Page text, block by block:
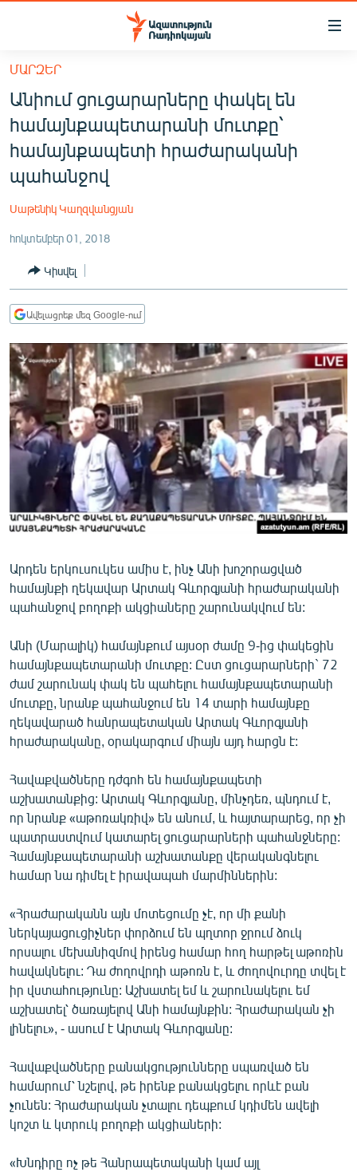
Մատչելիության
հիմնական
բովանդակությանը
Անցնել
հիմնական
մենյուին
Որոնում
ՀԱՅԱՍՏԱՆ
ՔԱՂԱՔԱԿԱՆ
ԸՆՏՐՈՒԹՅՈՒՆՆԵՐ 2026
ՊԱՏԵՐԱԶՄԻ 6 ՇԱԲԱԹՆԵՐԸ
ՏԱՐԱԾԱՇՐՋԱՆ
ՄԻՋԱԶԳԱՅԻՆ
ՄՇԱԿՈՒՅԹ
ՍՊՈՐՏ
ՄԵԿՆԱԲԱՆՈՒԹՅՈՒՆ
ՏՏ ԵՒ ԻՆՏԵՐՆԵՏ
ԿՈՐՈՆԱՎԻՐՈՒՍ
ՏԵՍԱՆՅՈՒԹԵՐ
ԲԱՆԱՎԵՃ
ՓՈԴՔԱՍԹ
Հայերեն
English
ՀԵՏԵՎԵՔ ՄԵԶ
«Ազատության» բոլոր կայքերը
ՄԱՐԶԵՐ
Անիում ցուցարարները փակել են
համայնքապետարանի մուտքը՝
համայնքապետի հրաժարականի
պահանջով
Սաթենիկ Կաղզվանցյան
հոկտեմբեր 01, 2018
Կիսվել
Ավելացրեք մեզ Google-ում
Արդեն երկուսուկես ամիս է, ինչ Անի խոշորացված
համայնքի ղեկավար Արտակ Գևորգյանի հրաժարականի
պահանջով բողոքի ակցիաները շարունակվում են:
Անի (Մարալիկ) համայնքում այսօր ժամը 9-ից փակեցին
համայնքապետարանի մուտքը: Ըստ ցուցարարների` 72
ժամ շարունակ փակ են պահելու համայնքապետարանի
մուտքը, նրանք պահանջում են 14 տարի համայնքը
ղեկավարած հանրապետական Արտակ Գևորգյանի
հրաժարականը, օրակարգում միայն այդ հարցն է:
Հավաքվածները դժգոհ են համայնքապետի
աշխատանքից: Արտակ Գևորգյանը, մինչդեռ, պնդում է,
որ նրանք «աթոռակռիվ» են անում, և հայտարարեց, որ չի
պատրաստվում կատարել ցուցարարների պահանջները:
Համայնքապետարանի աշխատանքը վերականգնելու
համար նա դիմել է իրավապահ մարմիններին:
«Հրաժարականն այն մոտեցումը չէ, որ մի քանի
ներկայացուցիչներ փորձում են պղտոր ջրում ձուկ
որսալու մեխանիզմով իրենց համար հող հարթել աթոռին
հավակնելու: Դա ժողովրդի աթոռն է, և ժողովուրդը տվել է
իր վստահությունը: Աշխատել եմ և շարունակելու եմ
աշխատել՝ ծառայելով Անի համայնքին: Հրաժարական չի
լինելու», - ասում է Արտակ Գևորգյանը:
Հավաքվածները բանակցությունները սպառված են
համարում՝ նշելով, թե իրենք բանակցելու որևէ բան
չունեն: Հրաժարական չտալու դեպքում կդիմեն ավելի
կոշտ և կտրուկ բողոքի ակցիաների:
«Խնդիրը ոչ թե Հանրապետականի կամ այլ